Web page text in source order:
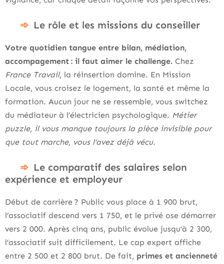
Le rôle et les missions du conseiller
Votre quotidien tangue entre bilan, médiation,
accompagement : il faut aimer le challenge. Chez
France Travail, la réinsertion domine. En Mission
Locale, vous croisez le logement, la santé et même la
formation. Aucun jour ne se ressemble, vous switchez
du médiateur à l’électricien psychologique. Métier
puzzle, il vous manque toujours la pièce invisible pour
que tout marche, vous l’avez déjà vécu.
Le comparatif des salaires selon
expérience et employeur
Début de carrière ? Public vous place à 1 900 brut,
l’associatif descend vers 1 750, et le privé ose démarrer
vers 2 000. Après cinq ans, public évolue jusqu’à 2 300,
l’associatif suit difficilement. Le cap expert affiche
entre 2 500 et 2 800 brut. De fait, primes et ancienneté